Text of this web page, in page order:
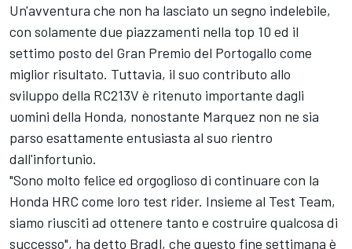
Un'avventura che non ha lasciato un segno indelebile,
con solamente due piazzamenti nella top 10 ed il
settimo posto del Gran Premio del Portogallo come
miglior risultato. Tuttavia, il suo contributo allo
sviluppo della RC213V è ritenuto importante dagli
uomini della Honda, nonostante Marquez non ne sia
parso esattamente entusiasta al suo rientro
dall'infortunio.
"Sono molto felice ed orgoglioso di continuare con la
Honda HRC come loro test rider. Insieme al Test Team,
siamo riusciti ad ottenere tanto e costruire qualcosa di
successo", ha detto Bradl, che questo fine settimana è